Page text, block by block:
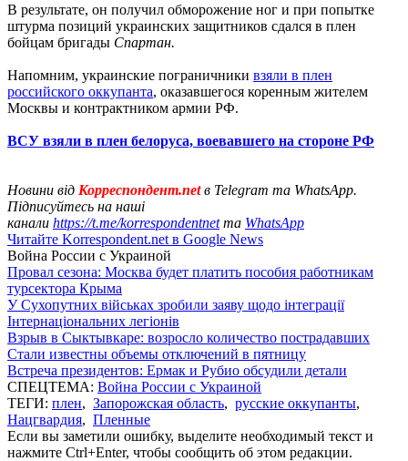
В результате, он получил обморожение ног и при попытке
штурма позиций украинских защитников сдался в плен
бойцам бригады Спартан.
Напомним, украинские пограничники взяли в плен
российского оккупанта, оказавшегося коренным жителем
Москвы и контрактником армии РФ.
ВСУ взяли в плен белоруса, воевавшего на стороне РФ
Новини від Корреспондент.netв Telegram та WhatsApp.
Підписуйтесь на наші
канали https://t.me/korrespondentnetта WhatsApp
Читайте Korrespondent.net в Google News
Война России с Украиной
Провал сезона: Москва будет платить пособия работникам
турсектора Крыма
У Сухопутних військах зробили заяву щодо інтеграції
Інтернаціональних легіонів
Взрыв в Сыктывкаре: возросло количество пострадавших
Стали известны объемы отключений в пятницу
Встреча президентов: Ермак и Рубио обсудили детали
СПЕЦТЕМА: Война России с Украиной
ТЕГИ: плен, Запорожская область, русские оккупанты,
Нацгвардия, Пленные
Если вы заметили ошибку, выделите необходимый текст и
нажмите Ctrl+Enter, чтобы сообщить об этом редакции.